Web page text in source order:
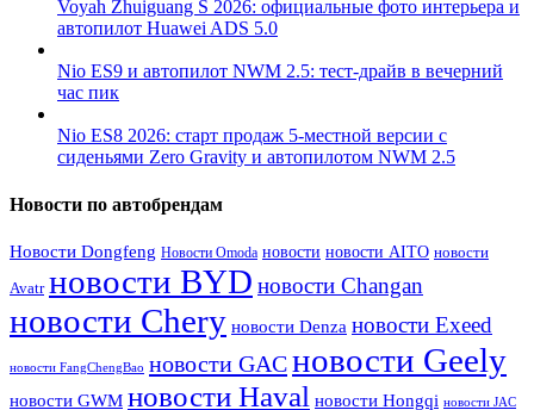
Voyah Zhuiguang S 2026: официальные фото интерьера и
автопилот Huawei ADS 5.0
Nio ES9 и автопилот NWM 2.5: тест-драйв в вечерний
час пик
Nio ES8 2026: старт продаж 5-местной версии с
сиденьями Zero Gravity и автопилотом NWM 2.5
Новости по автобрендам
Новости Dongfeng Новости Omoda новости новости AITO новости
Avatr новости BYD новости Changan
новости Chery новости Denza новости Exeed
новости FangChengBao новости GACновости Geely
новости GWM новости Haval новости Hongqi новости JAC